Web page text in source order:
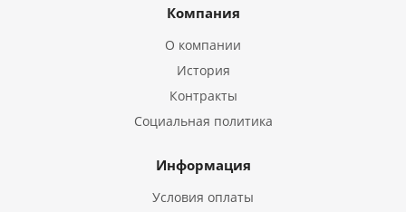
Компания
О компании
История
Контракты
Социальная политика
Информация
Условия оплаты